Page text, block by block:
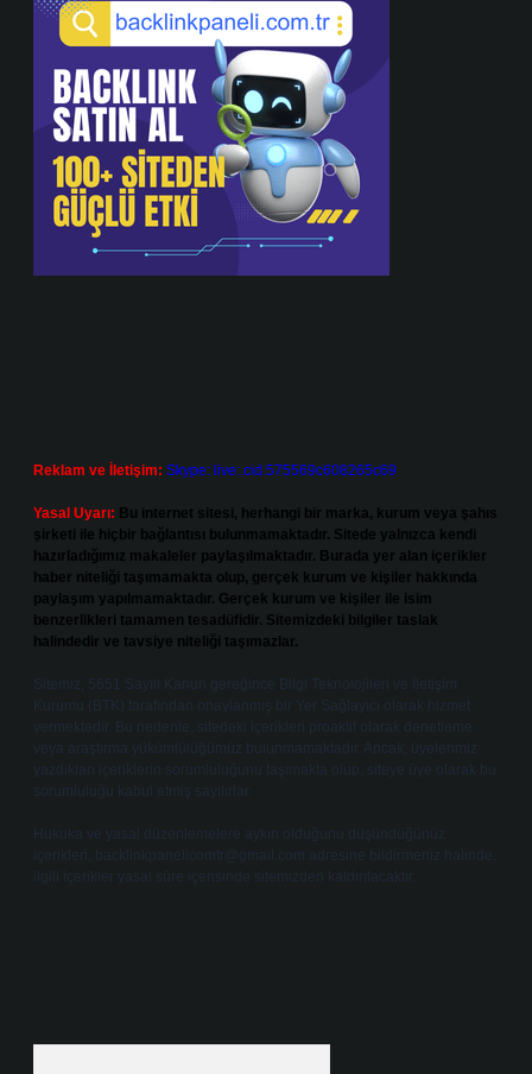
Reklam ve İletişim: Skype: live:.cid.575569c608265c69
Yasal Uyarı: Bu internet sitesi, herhangi bir marka, kurum veya şahıs
şirketi ile hiçbir bağlantısı bulunmamaktadır. Sitede yalnızca kendi
hazırladığımız makaleler paylaşılmaktadır. Burada yer alan içerikler
haber niteliği taşımamakta olup, gerçek kurum ve kişiler hakkında
paylaşım yapılmamaktadır. Gerçek kurum ve kişiler ile isim
benzerlikleri tamamen tesadüfidir. Sitemizdeki bilgiler taslak
halindedir ve tavsiye niteliği taşımazlar.
Sitemiz, 5651 Sayılı Kanun gereğince Bilgi Teknolojileri ve İletişim
Kurumu (BTK) tarafından onaylanmış bir Yer Sağlayıcı olarak hizmet
vermektedir. Bu nedenle, sitedeki içerikleri proaktif olarak denetleme
veya araştırma yükümlülüğümüz bulunmamaktadır. Ancak, üyelerimiz
yazdıkları içeriklerin sorumluluğunu taşımakta olup, siteye üye olarak bu
sorumluluğu kabul etmiş sayılırlar.
Hukuka ve yasal düzenlemelere aykırı olduğunu düşündüğünüz
içerikleri,
backlinkpanelicomtr@gmail.com adresine bildirmeniz halinde,
ilgili içerikler yasal süre içerisinde sitemizden kaldırılacaktır.